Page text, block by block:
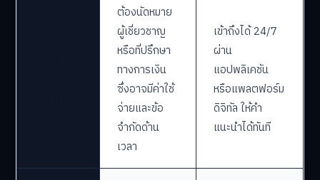
ต้องนัดหมาย
ผู้เชี่ยวชาญ
หรือที่ปรึกษา
ทางการเงิน
ซึ่งอาจมีค่าใช้
จ่ายและข้อ
จำกัดด้าน
เวลา
เข้าถึงได้ 24/7
ผ่าน
แอปพลิเคชัน
หรือแพลตฟอร์ม
ดิจิทัล ให้คำ
แนะนำได้ทันที